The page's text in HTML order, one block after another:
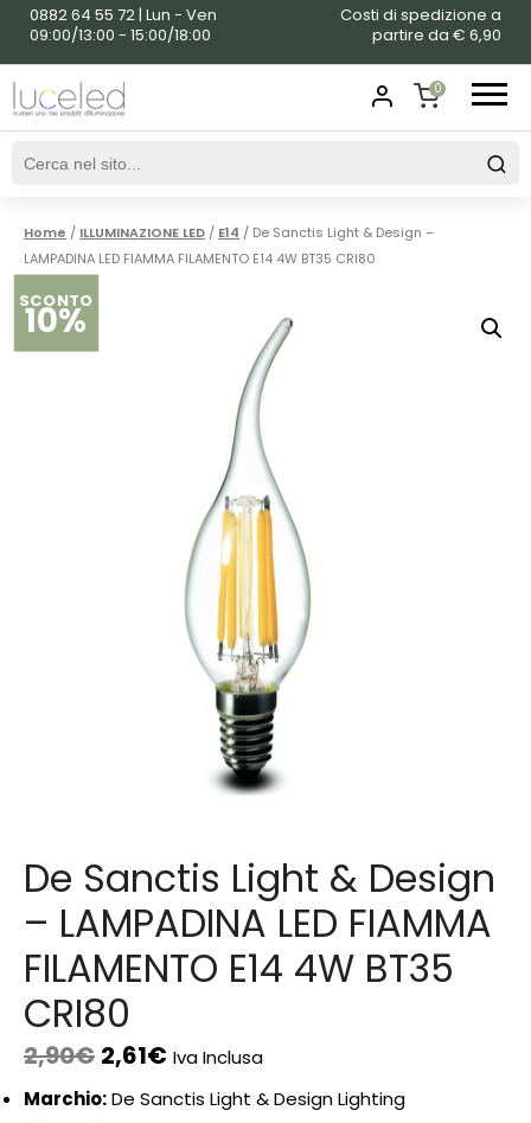
0882 64 55 72 | Lun - Ven
09:00/13:00 - 15:00/18:00
Costi di spedizione a
partire da € 6,90
0
SHOPPING
Home / ILLUMINAZIONE LED / E14 / De Sanctis Light & Design –
LAMPADINA LED FIAMMA FILAMENTO E14 4W BT35 CRI80
SCONTO
10%
De Sanctis Light & Design
– LAMPADINA LED FIAMMA
FILAMENTO E14 4W BT35
CRI80
2,90€ 2,61€ Iva Inclusa
Marchio:De Sanctis Light & Design Lighting